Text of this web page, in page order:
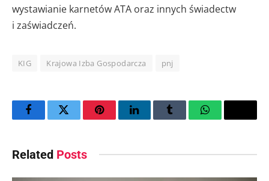
wystawianie karnetów ATA oraz innych świadectw
i zaświadczeń.
KIG Krajowa Izba Gospodarcza pnj
FacebookTwitter PinterestLinkedInTumblr WhatsAppEmail
Related Posts